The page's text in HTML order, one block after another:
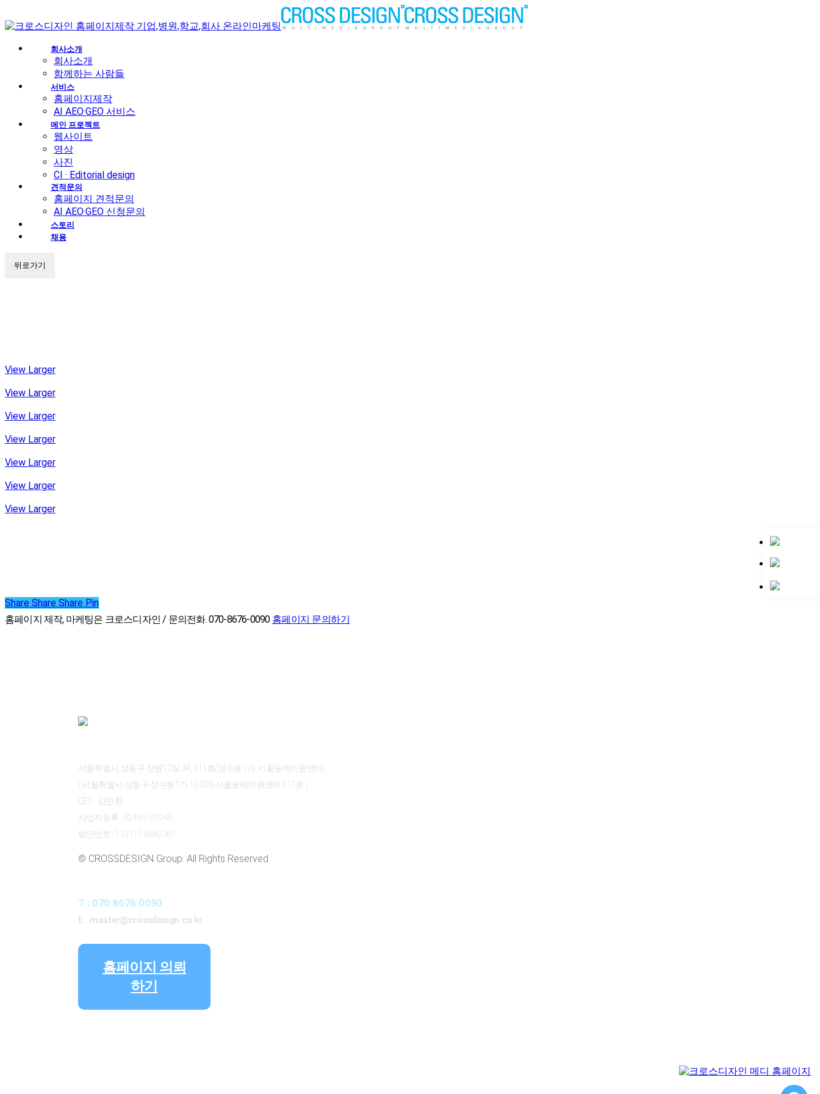
회사소개
회사소개
함께하는 사람들
서비스
홈페이지제작
AI AEO·GEO 서비스
메인 프로젝트
웹사이트
영상
사진
CI · Editorial design
견적문의
홈페이지 견적문의
AI AEO·GEO 신청문의
스토리
채용
뒤로가기
View Larger
View Larger
View Larger
View Larger
View Larger
View Larger
View Larger
Share
Share Share Share Pin
홈페이지 제작, 마케팅은 크로스디자인 / 문의전화. 070-8676-0090 홈페이지 문의하기
서울특별시 성동구 상원12길 34, 611호(성수동1가, 서울숲에이원센터)
( 서울특별시 성동구 성수동1가 13-209 서울숲에이원센터 611호 )
CEO : 김민환
사업자등록 : 424-87-01040
법인번호 : 110111-6842367
© CROSSDESIGN Group. All Rights Reserved
T : 070 8676 0090
E : master@crossdesign.co.kr
홈페이지 의뢰
하기